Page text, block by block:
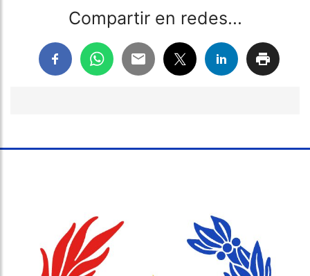
Compartir en redes...